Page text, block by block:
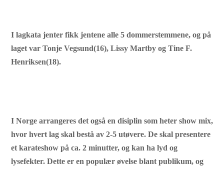
I lagkata jenter fikk jentene alle 5 dommerstemmene, og på
laget var Tonje Vegsund(16), Lissy Martby og Tine F.
Henriksen(18).
I Norge arrangeres det også en disiplin som heter show mix,
hvor hvert lag skal bestå av 2-5 utøvere. De skal presentere
et karateshow på ca. 2 minutter, og kan ha lyd og
lysefekter. Dette er en populær øvelse blant publikum, og